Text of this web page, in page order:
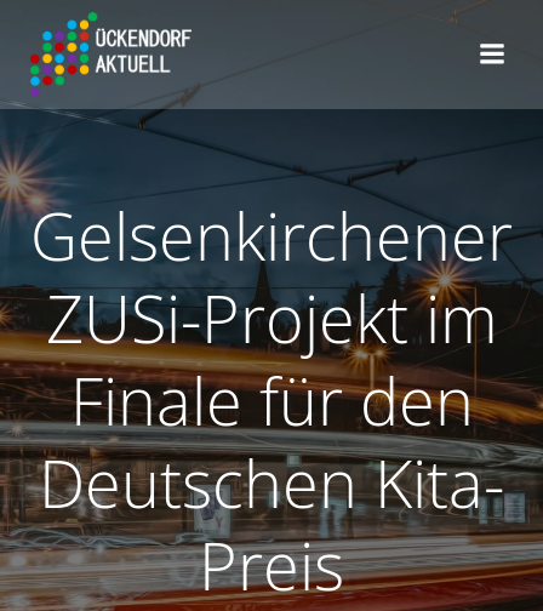
Gelsenkirchener
ZUSi-Projekt im
Finale für den
Deutschen Kita-
Preis